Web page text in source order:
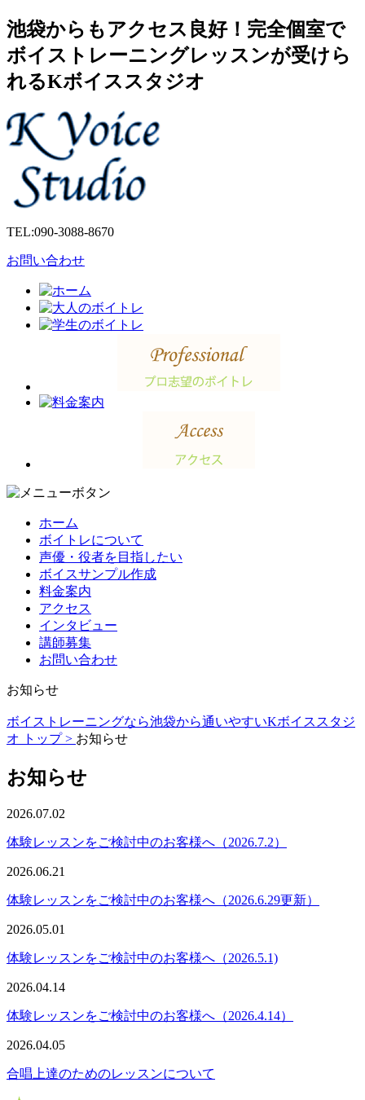
池袋からもアクセス良好！完全個室で
ボイストレーニングレッスンが受けら
れるKボイススタジオ
TEL:090-3088-8670
お問い合わせ
ホーム
ボイトレについて
声優・役者を目指したい
ボイスサンプル作成
料金案内
アクセス
インタビュー
講師募集
お問い合わせ
お知らせ
ボイストレーニングなら池袋から通いやすいKボイススタジ
オ トップ > お知らせ
お知らせ
2026.07.02
体験レッスンをご検討中のお客様へ（2026.7.2）
2026.06.21
体験レッスンをご検討中のお客様へ（2026.6.29更新）
2026.05.01
体験レッスンをご検討中のお客様へ（2026.5.1)
2026.04.14
体験レッスンをご検討中のお客様へ（2026.4.14）
2026.04.05
合唱上達のためのレッスンについて